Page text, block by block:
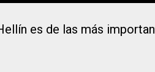
es de las más